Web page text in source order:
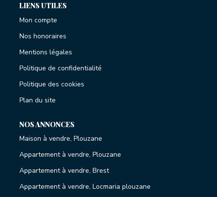
LIENS UTILES
Mon compte
Nos honoraires
Mentions légales
Politique de confidentialité
Politique des cookies
Plan du site
NOS ANNONCES
Maison à vendre, Plouzane
Appartement à vendre, Plouzane
Appartement à vendre, Brest
Appartement à vendre, Locmaria plouzane